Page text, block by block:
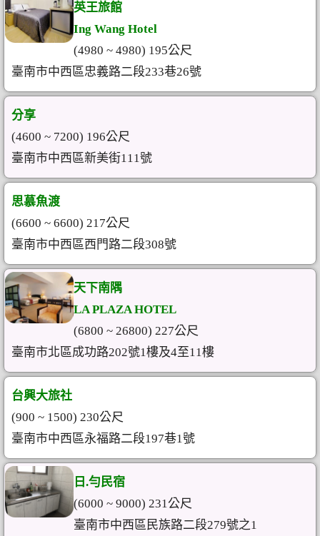
英王旅館
Ing Wang Hotel
(4980 ~ 4980) 195公尺
臺南市中西區忠義路二段233巷26號
分享
(4600 ~ 7200) 196公尺
臺南市中西區新美街111號
思慕魚渡
(6600 ~ 6600) 217公尺
臺南市中西區西門路二段308號
天下南隅
LA PLAZA HOTEL
(6800 ~ 26800) 227公尺
臺南市北區成功路202號1樓及4至11樓
台興大旅社
(900 ~ 1500) 230公尺
臺南市中西區永福路二段197巷1號
日.勻民宿
(6000 ~ 9000) 231公尺
臺南市中西區民族路二段279號之1